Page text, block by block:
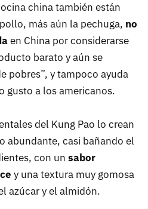
china también están
más aún la pechuga, no
en China por considerarse
barato y aún se
pobres”, y tampoco ayuda
gusto a los americanos.
del Kung Pao lo crean
abundante, casi bañando el
con un sabor
y una textura muy gomosa
azúcar y el almidón.